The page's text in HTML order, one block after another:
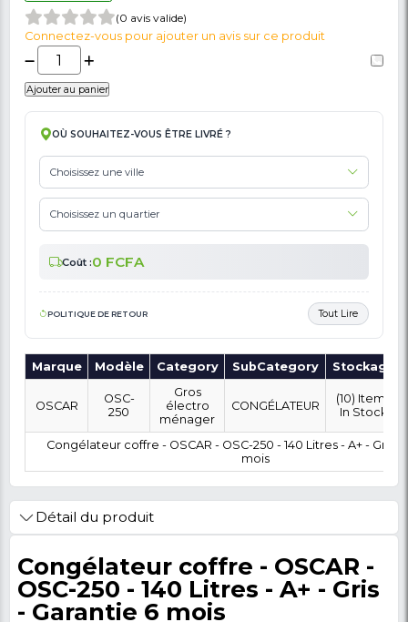
🚩 Signaler Des Informations Incorrectes Liées Au Produit
Congélateur Coffre - OSCAR - OSC-250 -
Litres - A+ - Gris - Garantie 6 Mois
160,000 FCFA 175,000 FCFA
(0 avis valide)
Connectez-vous pour ajouter un avis sur ce produit
OÙ SOUHAITEZ-VOUS ÊTRE LIVRÉ ?
Coût :0 FCFA
POLITIQUE DE RETOUR